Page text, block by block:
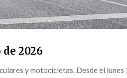
2026
y motocicletas. Desde el lunes